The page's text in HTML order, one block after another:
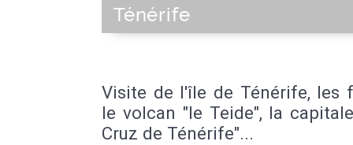
Ténérife
Visite de l'île de Ténérife, les
le volcan "le Teide", la
Cruz de Ténérife"...